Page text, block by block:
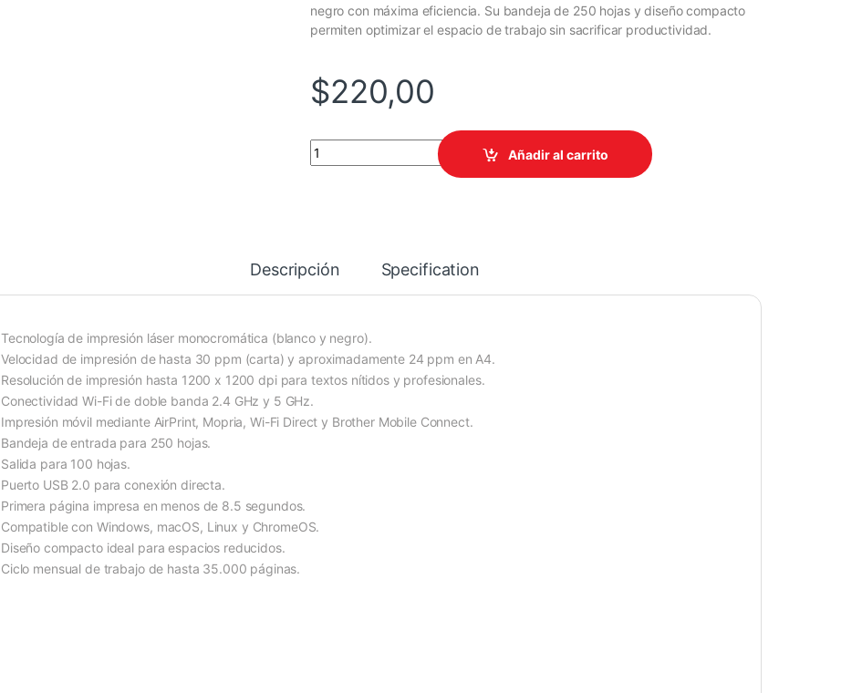
negro con máxima eficiencia. Su bandeja de 250 hojas y diseño compacto
permiten optimizar el espacio de trabajo sin sacrificar productividad.
$220,00
IMPRESORA LASER BROTHER MONOCROMATICA HLL2405W 24 PPM WIFI quantity
Añadir al carrito
Descripción Specification
Tecnología de impresión láser monocromática (blanco y negro).
Velocidad de impresión de hasta 30 ppm (carta) y aproximadamente 24 ppm en A4.
Resolución de impresión hasta 1200 x 1200 dpi para textos nítidos y profesionales.
Conectividad Wi-Fi de doble banda 2.4 GHz y 5 GHz.
Impresión móvil mediante AirPrint, Mopria, Wi-Fi Direct y Brother Mobile Connect.
Bandeja de entrada para 250 hojas.
Salida para 100 hojas.
Puerto USB 2.0 para conexión directa.
Primera página impresa en menos de 8.5 segundos.
Compatible con Windows, macOS, Linux y ChromeOS.
Diseño compacto ideal para espacios reducidos.
Ciclo mensual de trabajo de hasta 35.000 páginas.